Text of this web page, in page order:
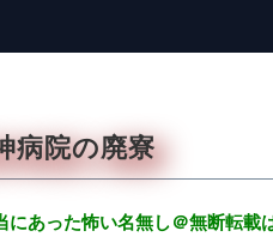
病院の廃寮
にあった怖い名無し＠無断転載